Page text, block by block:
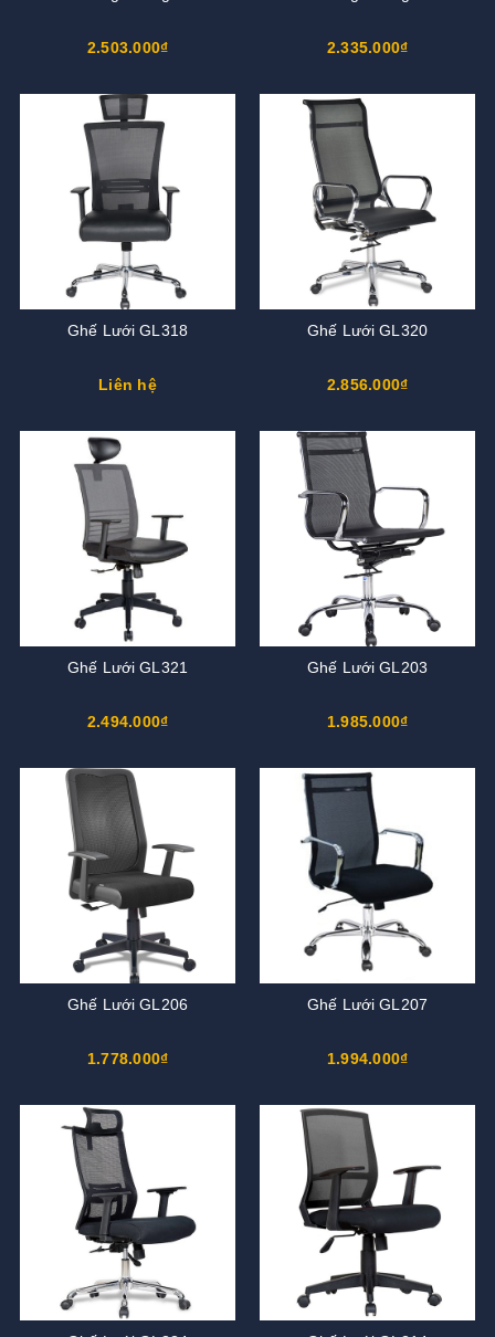
2.503.000₫ 2.335.000₫
Ghế Lưới GL318
Liên hệ
Ghế Lưới GL320
2.856.000₫
Ghế Lưới GL321
2.494.000₫
Ghế Lưới GL203
1.985.000₫
Ghế Lưới GL206
1.778.000₫
Ghế Lưới GL207
1.994.000₫